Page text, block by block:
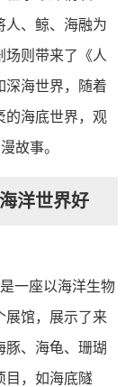
人、鲸、海融为
场则带来了《人
深海世界，随着
的海底世界，观
故事。
洋世界好
一座以海洋生物
展馆，展示了来
豚、海龟、珊瑚
目，如海底隧